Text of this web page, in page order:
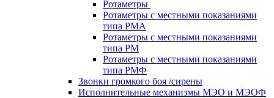
Ротаметры
Ротаметры с местными показаниями
типа РМА
Ротаметры с местными показаниями
типа РМ
Ротаметры с местными показаниями
типа РМФ
Звонки громкого боя /сирены
Исполнительные механизмы МЭО и МЭОФ